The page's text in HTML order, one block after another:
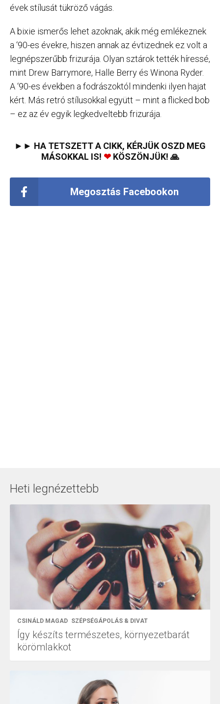
évek stílusát tükröző vágás.
A bixie ismerős lehet azoknak, akik még emlékeznek
a ‘90-es évekre, hiszen annak az évtizednek ez volt a
legnépszerűbb frizurája. Olyan sztárok tették híressé,
mint Drew Barrymore, Halle Berry és Winona Ryder.
A ‘90-es években a fodrászoktól mindenki ilyen hajat
kért. Más retró stílusokkal együtt – mint a flicked bob
– ez az év egyik legkedveltebb frizurája.
►► HA TETSZETT A CIKK, KÉRJÜK OSZD MEG
MÁSOKKAL IS! ❤KÖSZÖNJÜK! 🙏
Megosztás Facebookon
Heti legnézettebb
CSINÁLD MAGAD SZÉPSÉGÁPOLÁS & DIVAT
Így készíts természetes, környezetbarát
körömlakkot